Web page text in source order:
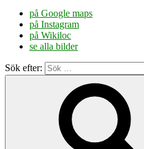
på Google maps
på Instagram
på Wikiloc
se alla bilder
Sök efter: